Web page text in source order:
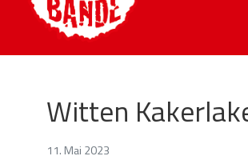
Witten
11. Mai 2023